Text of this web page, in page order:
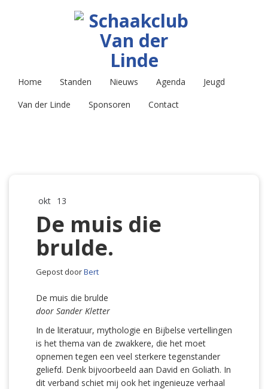
Home Standen Nieuws Agenda
Jeugd
Van der Linde
Sponsoren Contact
okt 13
De muis die
brulde.
Gepost doorBert
De muis die brulde
door Sander Kletter
In de literatuur, mythologie en Bijbelse vertellingen
is het thema van de zwakkere, die het moet
opnemen tegen een veel sterkere tegenstander
geliefd. Denk bijvoorbeeld aan David en Goliath. In
dit verband schiet mij ook het ingenieuze verhaal